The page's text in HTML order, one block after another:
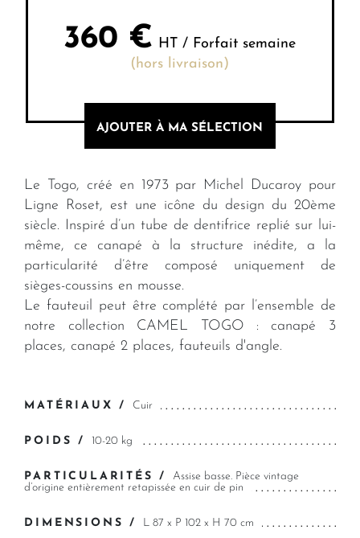
360 € HT / Forfait semaine
(hors livraison)
AJOUTER À MA SÉLECTION
Le Togo, créé en 1973 par Michel Ducaroy pour
Ligne Roset, est une icône du design du 20ème
siècle. Inspiré d’un tube de dentifrice replié sur lui-
même, ce canapé à la structure inédite, a la
particularité d’être composé uniquement de
sièges-coussins en mousse.
Le fauteuil peut être complété par l’ensemble de
notre collection CAMEL TOGO : canapé 3
places, canapé 2 places, fauteuils d'angle.
MATÉRIAUX / Cuir
POIDS / 10-20 kg
PARTICULARITÉS / Assise basse. Pièce vintage
d’origine entièrement retapissée en cuir de pin
DIMENSIONS / L 87 x P 102 x H 70 cm